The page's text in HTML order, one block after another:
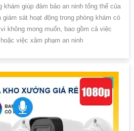
khám giúp đảm bảo an ninh tổng thể của
sát hoạt động trong phòng khám có
không mong muốn, bao gồm cả việc
việc xâm phạm an ninh